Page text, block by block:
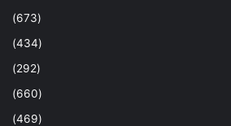
(673)
(434)
(292)
(660)
(469)